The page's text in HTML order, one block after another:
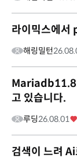
라이믹스에서
해링밀턴
고 있습니다.
루딩26.08.01
검색이 느려